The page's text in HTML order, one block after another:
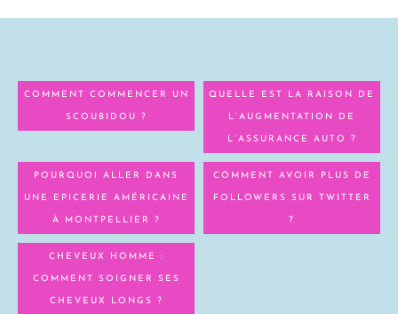
COMMENT COMMENCER UN
SCOUBIDOU ?
QUELLE EST LA RAISON DE
L’AUGMENTATION DE
L’ASSURANCE AUTO ?
POURQUOI ALLER DANS
UNE EPICERIE AMÉRICAINE
À MONTPELLIER ?
COMMENT AVOIR PLUS DE
FOLLOWERS SUR TWITTER
?
CHEVEUX HOMME :
COMMENT SOIGNER SES
CHEVEUX LONGS ?